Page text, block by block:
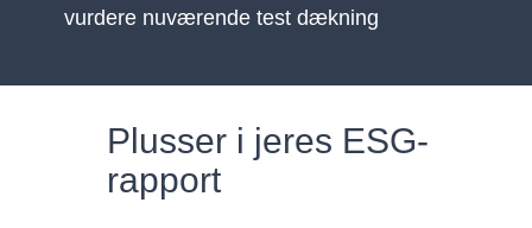
vurdere nuværende test dækning
Plusser i jeres ESG-
rapport